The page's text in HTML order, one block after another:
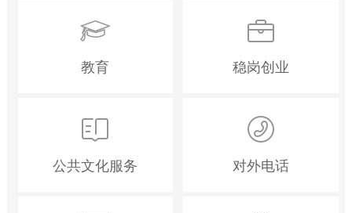
教育 稳岗创业
公共文化服务 对外电话